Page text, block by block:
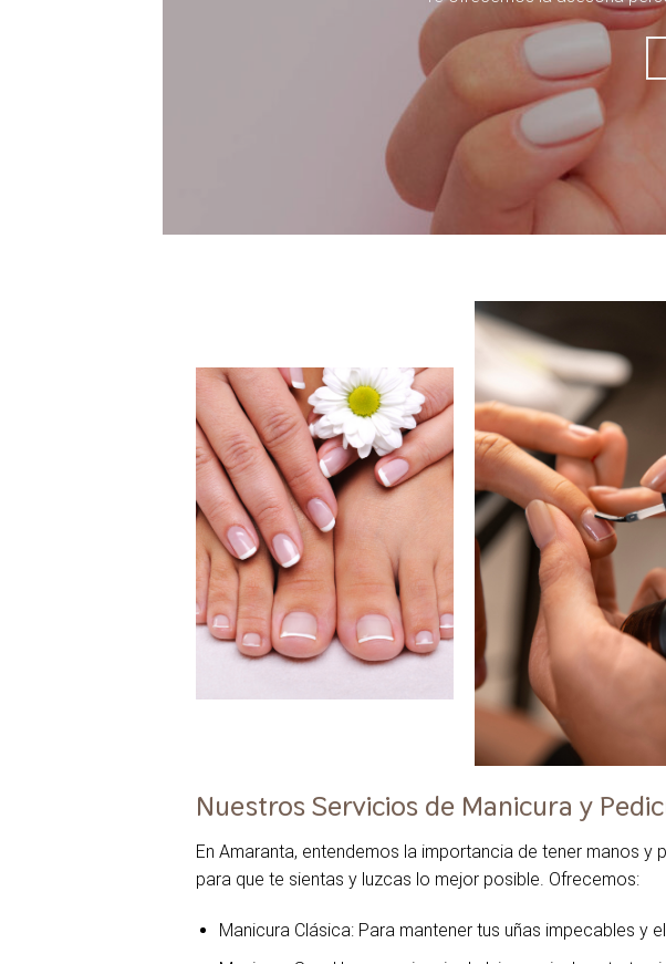
Nuestros Servicios de Manicura y
En Amaranta, entendemos la importancia de tener manos
para que te sientas y luzcas lo mejor posible. Ofrecemos:
Manicura Clásica: Para mantener tus uñas impecables y